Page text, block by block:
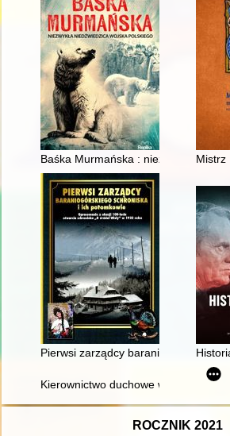
Baśka Murmańska : niezwykła Mistrz
Pierwsi zarządcy baraniogórskiego
Kierownictwo duchowe w Biblii,
ROCZNIK 2021